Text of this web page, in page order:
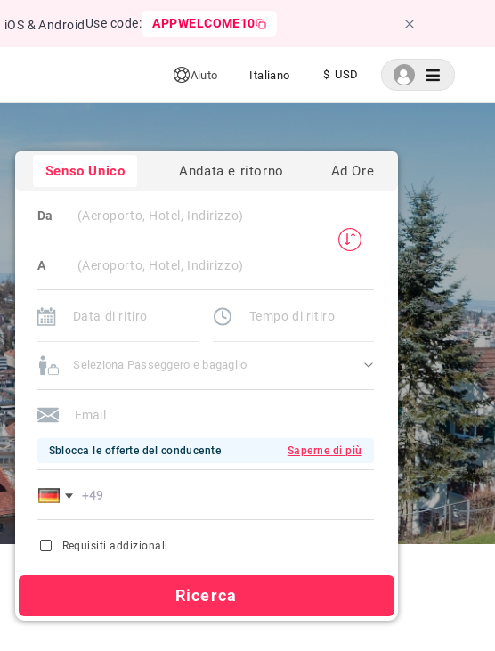
& Android Use code: APPWELCOME10
Aiuto Italiano $ USD
Senso Unico Andata e ritorno Ad Ore
Da
A
Seleziona Passeggero e bagaglio
Sblocca le offerte del conducente Saperne di più
Requisiti addizionali
Ricerca